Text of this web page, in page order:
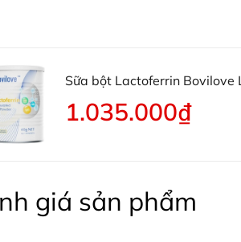
Sữa bột Lactoferrin
1.035.000₫
giá sản phẩm